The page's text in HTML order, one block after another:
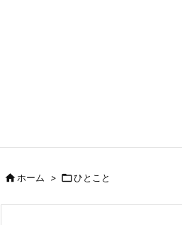
ホーム > ひとこと